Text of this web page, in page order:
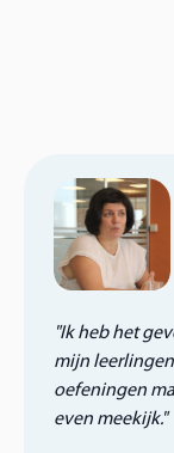
"Ik heb het
mijn
oefeningen
even meekijk."